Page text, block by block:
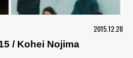
2015.12.28
/ Kohei Nojima